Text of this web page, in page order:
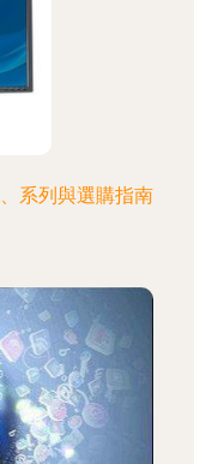
系列與選購指南